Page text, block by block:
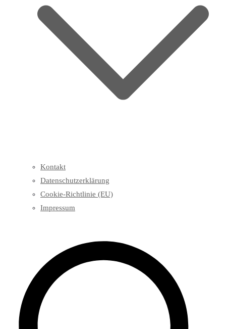
Kontakt
Datenschutzerklärung
Cookie-Richtlinie (EU)
Impressum